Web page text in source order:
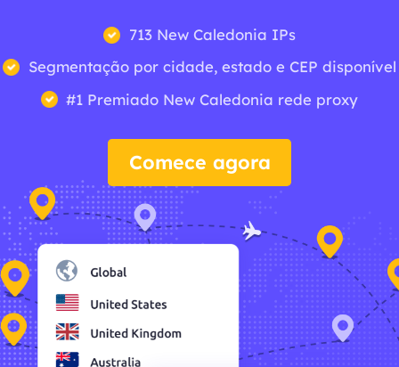
713 New Caledonia IPs
Segmentação por cidade, estado e CEP disponível
#1 Premiado New Caledonia rede proxy
Comece agora